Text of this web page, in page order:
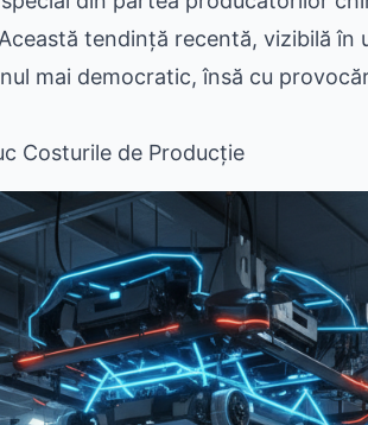
tendință recentă, vizibilă în
mai democratic, însă cu
Costurile de Producție